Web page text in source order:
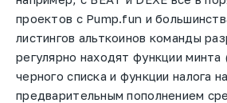
проектов с Pump.fun и
листингов альткоинов команды
регулярно находят функции минта
черного списка и функции налога
предварительным пополнением